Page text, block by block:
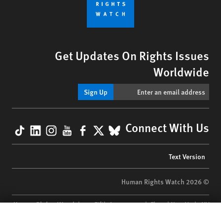
Get Updates On Rights Issues
Worldwide
Sign Up
Connect With Us
BlueSky
X
Facebook
YouTube
menu
Text Version
© 2026 Human Rights Watch
Human Rights Watch| 350 Fifth Avenue, 34th Floor | New York,NY